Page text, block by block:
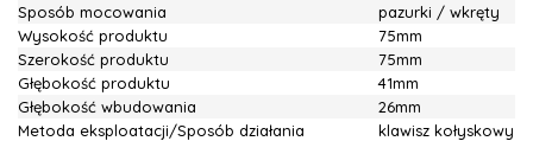
Sposób mocowania
pazurki / wkręty
Wysokość produktu
75mm
Szerokość produktu
75mm
Głębokość produktu
41mm
Głębokość wbudowania
26mm
Metoda eksploatacji/Sposób działania
klawisz kołyskowy